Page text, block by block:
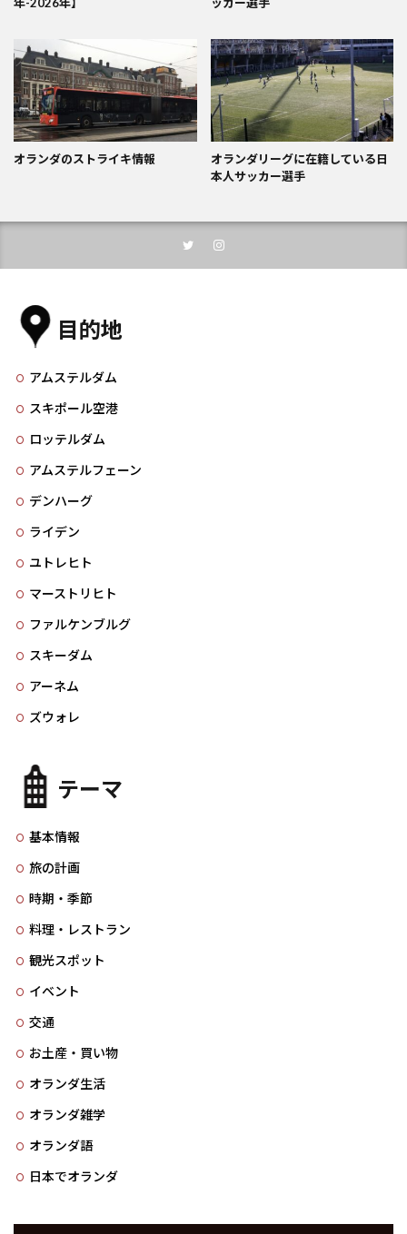
オランダのストライキ情報
オランダリーグに在籍している日
本人サッカー選手
目的地
アムステルダム
スキポール空港
ロッテルダム
アムステルフェーン
デンハーグ
ライデン
ユトレヒト
マーストリヒト
ファルケンブルグ
スキーダム
アーネム
ズウォレ
テーマ
基本情報
旅の計画
時期・季節
料理・レストラン
観光スポット
イベント
交通
お土産・買い物
オランダ生活
オランダ雑学
オランダ語
日本でオランダ